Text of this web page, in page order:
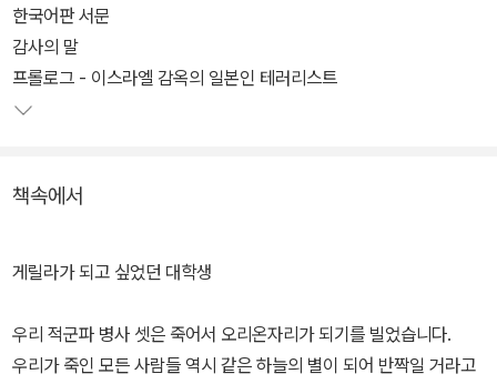
수많은 사람들이 이 비극을 이해하려고 애썼다. 그러나 동지를 살해
한 당사자들조차 자신들이 저지른 과오를 쉽게 설명할 수 없었다. 평
균 나이 23.3세, 혁명적 열정 이외에는 여느 또래와 다를 게 없었던
젊은이들을 돌이킬 수 없는 구렁텅이로 떠민 ‘보이지 않는 손’의 정체
적군파의 비극이 유별난 악마가 저지른 이례적 범죄가 아니라 보편적
밝혀낸다.
한국어판 서문
감사의 말
프롤로그 - 이스라엘 감옥의 일본인 테러리스트
책속에서
게릴라가 되고 싶었던 대학생
우리 적군파 병사 셋은 죽어서 오리온자리가 되기를 빌었습니다.
우리가 죽인 모든 사람들 역시 같은 하늘의 별이 되어 반짝일 거라고